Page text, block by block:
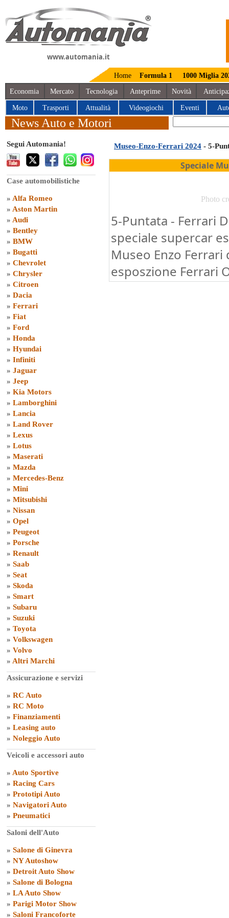
www.automania.it
Home Formula 1 1000 Miglia
Economia Mercato Tecnologia Anteprime Novità
Moto Trasporti Attualità Videogiochi Eventi
News Auto e Motori
Segui Automania!
Case automobilistiche
» Alfa Romeo
» Aston Martin
» Audi
» Bentley
» BMW
» Bugatti
» Chevrolet
» Chrysler
» Citroen
» Dacia
» Ferrari
» Fiat
» Ford
» Honda
» Hyundai
» Infiniti
» Jaguar
» Jeep
» Kia Motors
» Lamborghini
» Lancia
» Land Rover
» Lexus
» Lotus
» Maserati
» Mazda
» Mercedes-Benz
» Mini
» Mitsubishi
» Nissan
» Opel
» Peugeot
» Porsche
» Renault
» Saab
» Seat
» Skoda
» Smart
» Subaru
» Suzuki
» Toyota
» Volkswagen
» Volvo
» Altri Marchi
Assicurazione e servizi
» RC Auto
» RC Moto
» Finanziamenti
» Leasing auto
» Noleggio Auto
Veicoli e accessori auto
» Auto Sportive
» Racing Cars
» Prototipi Auto
» Navigatori Auto
» Pneumatici
Saloni dell'Auto
» Salone di Ginevra
» NY Autoshow
» Detroit Auto Show
» Salone di Bologna
» LA Auto Show
» Parigi Motor Show
» Saloni Francoforte
Museo-Enzo-Ferrari 2024 - 5-
Speciale
Photo
5-Puntata - Ferrari
speciale supercar
Museo Enzo
esposzione Ferrari